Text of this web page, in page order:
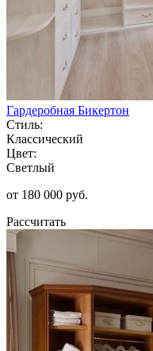
Гардеробная Бикертон
Стиль:
Классический
Цвет:
Светлый
от 180 000 руб.
Рассчитать